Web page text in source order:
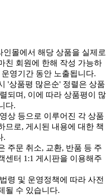
몰에서 해당 상품을 실제로
친 회원에 한해 작성 가능하
영기간 동안 노출됩니다.
'상품평 많은순' 정렬은 상품
되며, 이에 따라 상품평이 많
다.
상 등으로 이루어진 각 상품
므로, 게시된 내용에 대한 책
.
주문 취소, 교환, 반품 등 주
센터 1:1 게시판을 이용해주
령 및 운영정책에 따라 사전
될 수 있습니다.